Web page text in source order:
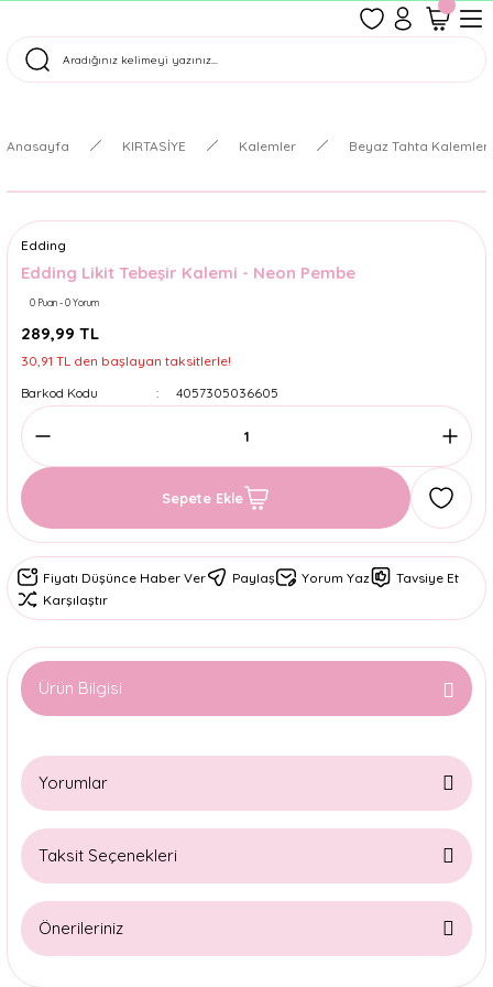
Tüm Siparişler Aynı Gün Kargoda!
Anasayfa KIRTASİYE Kalemler Beyaz Tahta
Edding
Edding Likit Tebeşir Kalemi - Neon Pembe
0 Puan - 0 Yorum
289,99 TL
30,91 TL den başlayan taksitlerle!
Barkod Kodu
4057305036605
Sepete Ekle
Fiyatı Düşünce Haber Ver Paylaş Yorum Yaz
Tavsiye Et
Karşılaştır
Ürün Bilgisi
Yorumlar
Taksit Seçenekleri
Önerileriniz